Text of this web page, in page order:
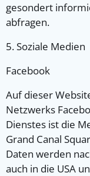
gesondert
abfragen.
5. Soziale Medien
Facebook
Auf dieser
Netzwerks
Dienstes ist die
Grand Canal
Daten werden
auch in die USA